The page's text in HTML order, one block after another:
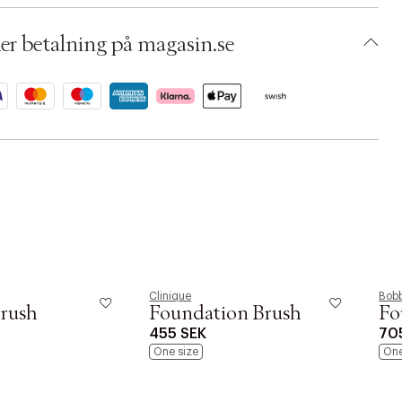
betalning på magasin.se
Clinique
Foundation Brush
455 SEK
One size